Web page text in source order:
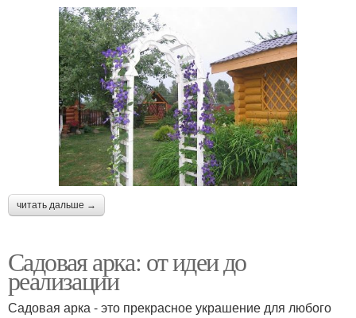
читать дальше →
Садовая арка: от идеи до
реализации
Садовая арка - это прекрасное украшение для любого